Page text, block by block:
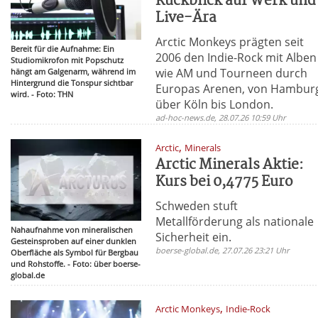
Bereit für die Aufnahme: Ein
Studiomikrofon mit Popschutz
hängt am Galgenarm, während im
Hintergrund die Tonspur sichtbar
wird. - Foto: THN
Live-Ära
Arctic Monkeys prägten seit
2006 den Indie-Rock mit Alben
wie AM und Tourneen durch
Europas Arenen, von
über Köln bis London.
ad-hoc-news.de, 28.07.26 10:59 Uhr
Nahaufnahme von mineralischen
Gesteinsproben auf einer dunklen
Oberfläche als Symbol für Bergbau
und Rohstoffe. - Foto: über boerse-
global.de
Arctic, Minerals
Arctic Minerals Aktie:
Kurs bei 0,4775 Euro
Schweden stuft
Metallförderung als nationale
Sicherheit ein.
boerse-global.de, 27.07.26 23:21 Uhr
Arctic Monkeys, Indie-Rock